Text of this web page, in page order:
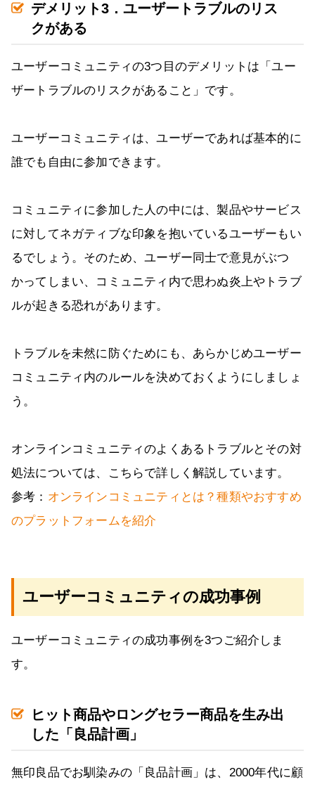
デメリット3．ユーザートラブルのリス
クがある
ユーザーコミュニティの3つ目のデメリットは「ユー
ザートラブルのリスクがあること」です。
ユーザーコミュニティは、ユーザーであれば基本的に
誰でも自由に参加できます。
コミュニティに参加した人の中には、製品やサービス
に対してネガティブな印象を抱いているユーザーもい
るでしょう。そのため、ユーザー同士で意見がぶつ
かってしまい、コミュニティ内で思わぬ炎上やトラブ
ルが起きる恐れがあります。
トラブルを未然に防ぐためにも、あらかじめユーザー
コミュニティ内のルールを決めておくようにしましょ
う。
オンラインコミュニティのよくあるトラブルとその対
処法については、こちらで詳しく解説しています。
参考： オンラインコミュニティとは？種類やおすすめ
のプラットフォームを紹介
ユーザーコミュニティの成功事例
ユーザーコミュニティの成功事例を3つご紹介しま
す。
ヒット商品やロングセラー商品を生み出
した「良品計画」
無印良品でお馴染みの「良品計画」は、2000年代に顧